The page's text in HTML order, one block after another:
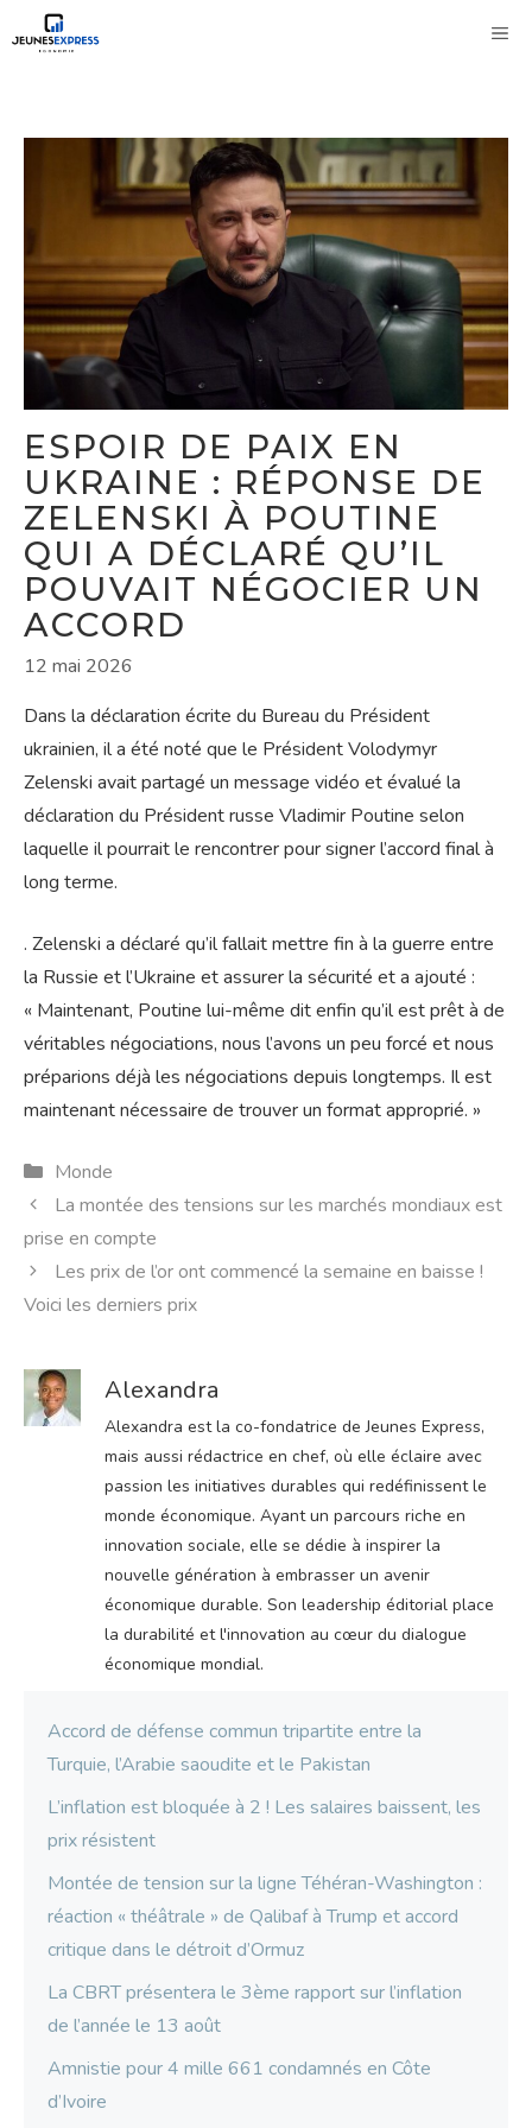
au
ESPOIR DE PAIX EN
UKRAINE : RÉPONSE DE
ZELENSKI À POUTINE
QUI A DÉCLARÉ QU’IL
POUVAIT NÉGOCIER UN
ACCORD
12 mai 2026
Dans la déclaration écrite du Bureau du Président
ukrainien, il a été noté que le Président Volodymyr
Zelenski avait partagé un message vidéo et évalué la
déclaration du Président russe Vladimir Poutine selon
laquelle il pourrait le rencontrer pour signer l’accord final à
long terme.
. Zelenski a déclaré qu’il fallait mettre fin à la guerre entre
la Russie et l’Ukraine et assurer la sécurité et a ajouté :
« Maintenant, Poutine lui-même dit enfin qu’il est prêt à de
véritables négociations, nous l’avons un peu forcé et nous
préparions déjà les négociations depuis longtemps. Il est
maintenant nécessaire de trouver un format approprié. »
Catégories
Monde
La montée des tensions sur les marchés mondiaux est
prise en compte
Les prix de l’or ont commencé la semaine en baisse !
Voici les derniers prix
Alexandra
Alexandra est la co-fondatrice de Jeunes Express,
mais aussi rédactrice en chef, où elle éclaire avec
passion les initiatives durables qui redéfinissent le
monde économique. Ayant un parcours riche en
innovation sociale, elle se dédie à inspirer la
nouvelle génération à embrasser un avenir
économique durable. Son leadership éditorial place
la durabilité et l'innovation au cœur du dialogue
économique mondial.
Accord de défense commun tripartite entre la
Turquie, l’Arabie saoudite et le Pakistan
L’inflation est bloquée à 2 ! Les salaires baissent, les
prix résistent
Montée de tension sur la ligne Téhéran-Washington :
réaction « théâtrale » de Qalibaf à Trump et accord
critique dans le détroit d’Ormuz
La CBRT présentera le 3ème rapport sur l’inflation
de l’année le 13 août
Amnistie pour 4 mille 661 condamnés en Côte
d’Ivoire